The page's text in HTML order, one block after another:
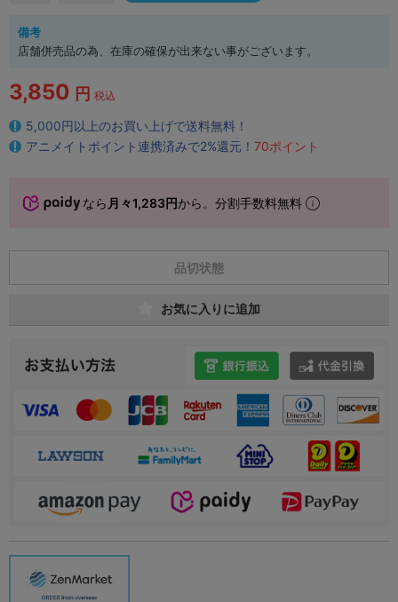
備考
店舗併売品の為、在庫の確保が出来ない事がございます。
3,850 円 税込
5,000円以上のお買い上げで送料無料！
アニメイトポイント連携済みで2%還元！ 70ポイント
なら 月々1,283円から。分割手数料無料
品切状態
お気に入りに追加